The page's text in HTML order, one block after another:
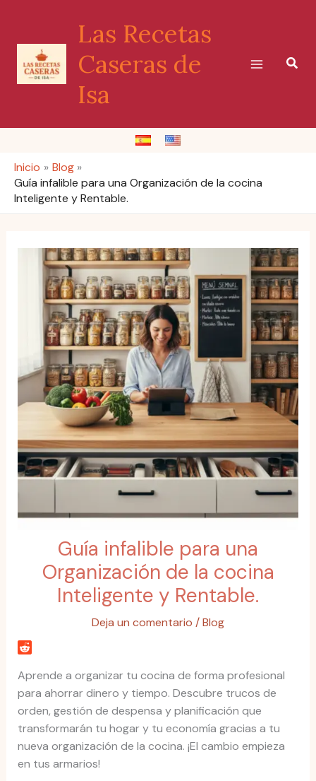
contenido
Las Recetas
Caseras de
Isa
Inicio
Blog
Guía infalible para una Organización de la cocina
Inteligente y Rentable.
Guía infalible para una
Organización de la cocina
Inteligente y Rentable.
Deja un comentario /Blog
Aprende a organizar tu cocina de forma profesional
para ahorrar dinero y tiempo. Descubre trucos de
orden, gestión de despensa y planificación que
transformarán tu hogar y tu economía gracias a tu
nueva organización de la cocina. ¡El cambio empieza
en tus armarios!